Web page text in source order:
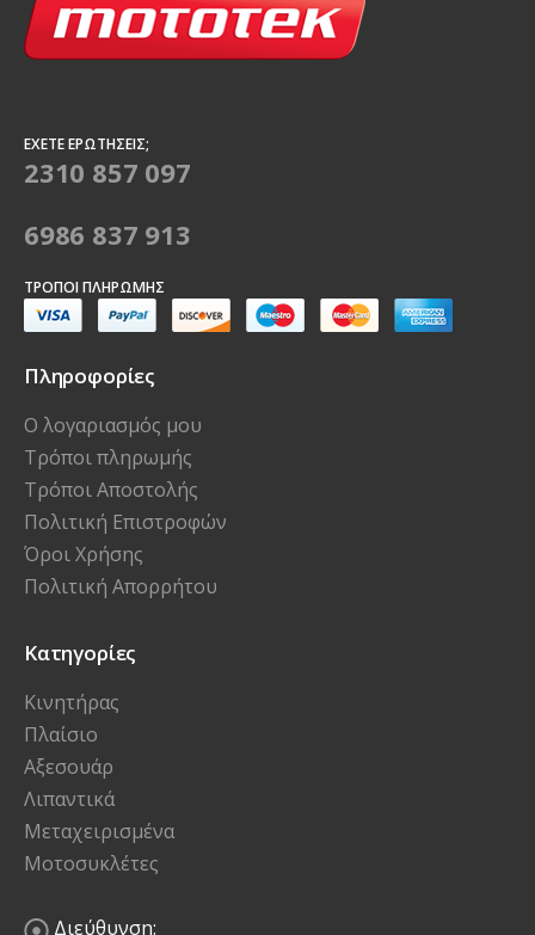
ΈΧΕΤΕ ΕΡΩΤΉΣΕΙΣ;
2310 857 097
6986 837 913
ΤΡΌΠΟΙ ΠΛΗΡΩΜΉΣ
Πληροφορίες
Ο λογαριασμός μου
Τρόποι πληρωμής
Τρόποι Αποστολής
Πολιτική Επιστροφών
Όροι Χρήσης
Πολιτική Απορρήτου
Κατηγορίες
Κινητήρας
Πλαίσιο
Αξεσουάρ
Λιπαντικά
Μεταχειρισμένα
Μοτοσυκλέτες
Διεύθυνση: